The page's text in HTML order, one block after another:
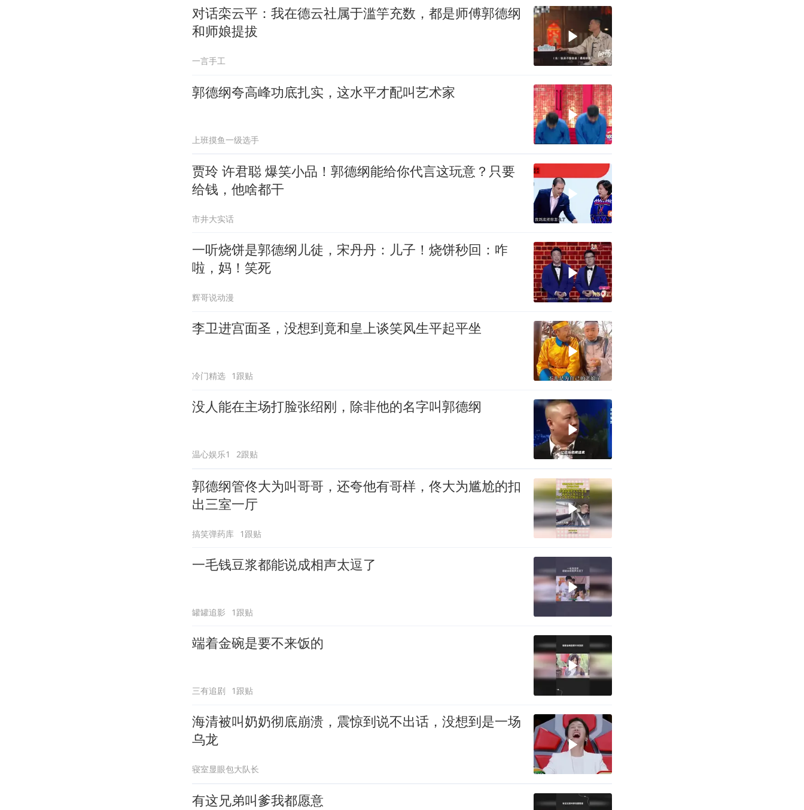
对话栾云平：我在德云社属于滥竽充数，都是师傅郭德纲
和师娘提拔
一言手工
郭德纲夸高峰功底扎实，这水平才配叫艺术家
上班摸鱼一级选手
贾玲 许君聪 爆笑小品！郭德纲能给你代言这玩意？只要
给钱，他啥都干
市井大实话
一听烧饼是郭德纲儿徒，宋丹丹：儿子！烧饼秒回：咋
啦，妈！笑死
辉哥说动漫
李卫进宫面圣，没想到竟和皇上谈笑风生平起平坐
冷门精选 1跟贴
没人能在主场打脸张绍刚，除非他的名字叫郭德纲
温心娱乐1 2跟贴
郭德纲管佟大为叫哥哥，还夸他有哥样，佟大为尴尬的扣
出三室一厅
搞笑弹药库 1跟贴
一毛钱豆浆都能说成相声太逗了
罐罐追影 1跟贴
端着金碗是要不来饭的
三有追剧 1跟贴
海清被叫奶奶彻底崩溃，震惊到说不出话，没想到是一场
乌龙
寝室显眼包大队长
有这兄弟叫爹我都愿意